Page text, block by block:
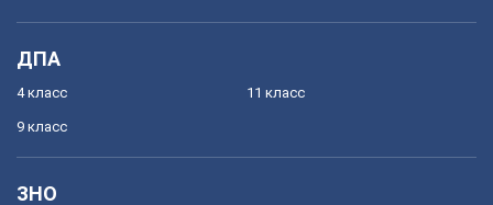
ДПА
4 класс
9 класс
11 класс
ЗНО